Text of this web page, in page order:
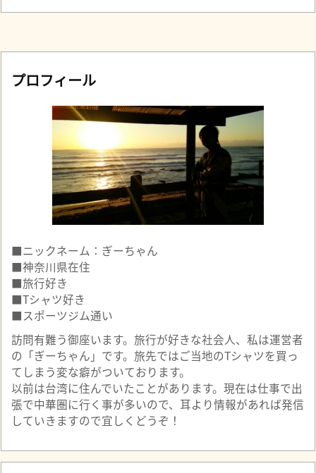
プロフィール
■ニックネーム：ぎーちゃん
■神奈川県在住
■旅行好き
■Tシャツ好き
■スポーツジム通い
訪問有難う御座います。旅行が好きな社会人、私は運営者
の「ぎーちゃん」です。旅先ではご当地のTシャツを買っ
てしまう変な癖がついております。
以前は台湾に住んでいたことがあります。現在は仕事で出
張で中華圏に行く事が多いので、耳より情報があれば発信
していきますので宜しくどうぞ！